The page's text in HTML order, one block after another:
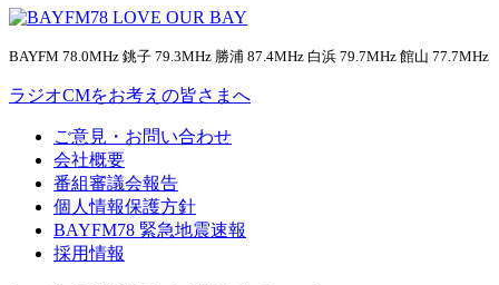
BAYFM 78.0MHz 銚子 79.3MHz 勝浦 87.4MHz 白浜 79.7MHz 館山 77.7MHz
ラジオCMをお考えの皆さまへ
ご意見・お問い合わせ
会社概要
番組審議会報告
個人情報保護方針
BAYFM78 緊急地震速報
採用情報